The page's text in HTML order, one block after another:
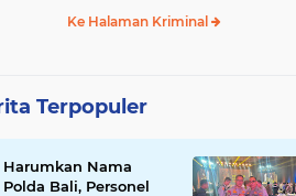
Ke Halaman Kriminal
Terpopuler
Harumkan Nama
Polda Bali, Personel